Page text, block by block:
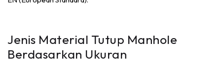
Jenis Material Tutup Manhole
Berdasarkan Ukuran